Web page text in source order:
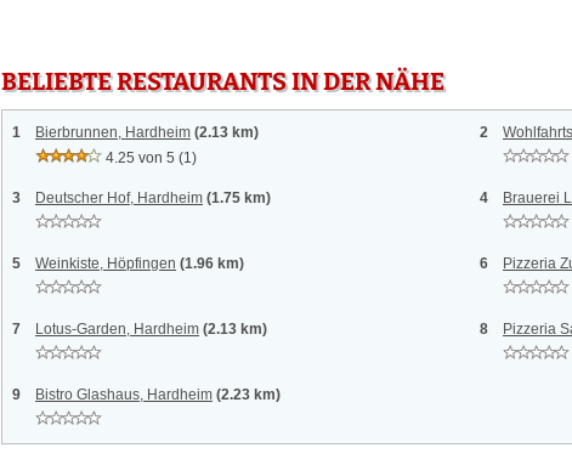
BELIEBTE RESTAURANTS IN DER NÄHE
1 Bierbrunnen, Hardheim (2.13 km)
4.25 von 5 (1)
2
3 Deutscher Hof, Hardheim (1.75 km) 4 Brauerei
5 Weinkiste, Höpfingen (1.96 km) 6 Pizzeria
7 Lotus-Garden, Hardheim (2.13 km) 8 Pizzeria
9 Bistro Glashaus, Hardheim (2.23 km)